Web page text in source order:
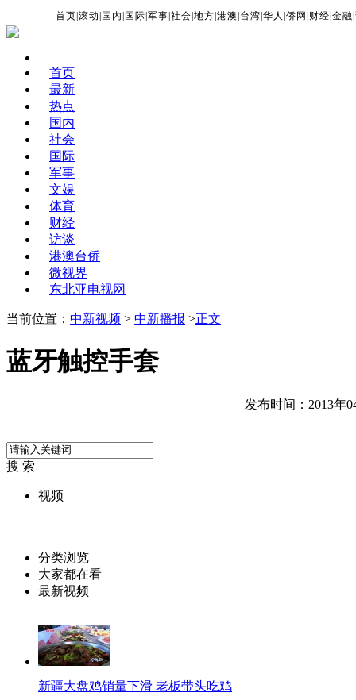
首页 |滚动 国内 国际 |军事 |社会 |地方 |港澳 台湾 |华人 |侨网 财经 |金融 |
首页
最新
热点
国内
社会
国际
军事
文娱
体育
财经
访谈
港澳台侨
微视界
东北亚电视网
当前位置： 中新视频 > 中新播报 >正文
蓝牙触控手套
发布时间：2013年
搜 索
视频
分类浏览
大家都在看
最新视频
新疆大盘鸡销量下滑 老板带头吃鸡